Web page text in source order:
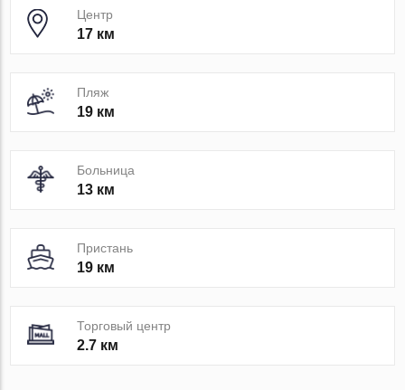
Центр
17 км
Пляж
19 км
Больница
13 км
Пристань
19 км
Торговый центр
2.7 км